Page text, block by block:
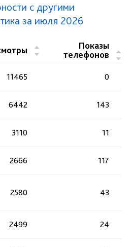
с другими
за июля 2026
▲
▼
Показы
телефонов
▲
▼
11465
0
6442
143
3110
11
2666
117
2580 43
2499
24